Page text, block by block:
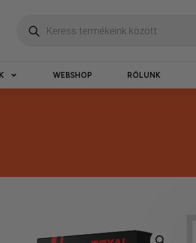
WEBSHOP RÓLUNK